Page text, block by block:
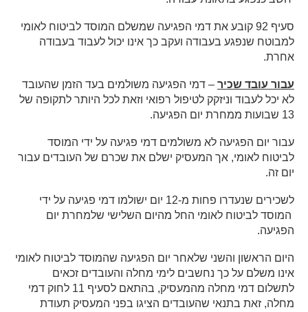
סעיף 92 קובע את דמי הפגיעה שמשלם המוסד לביטוח לאומי
למבוטח שנפגע בעבודה ועקב כך אינו יכול לעבוד בעבודה
אחרת.
עבור עובד שכיר – דמי הפגיעה משולמים בעד הזמן שהעובד
לא יכל לעבוד וניזקק לטיפול רפואי וזאת לכל היותר לתקופה של
13 שבועות ממחרת יום הפגיעה.
עבור יום הפגיעה לא משולמים דמי פגיעה על ידי המוסד
לביטוח לאומי, אך המעסיק ישלם את שכרם של העובדים עבור
יום זה.
לשכירים שנעדרו פחות מ-12 יום ישולמו דמי פגיעה על ידי
המוסד לביטוח לאומי החל מהיום השלישי שלמחרת יום
הפגיעה.
היום הראשון והשני שלאחר יום הפגיעה שהמוסד לביטוח לאומי
אינו משלם על כך נחשבים לימי מחלה והעובדים זכאים
לתשלום דמי מחלה מהמעסיק, בהתאם לסעיף 11 לחוק דמי
מחלה, זאת בתנאי שהעובדים הציגו בפני המעסיק תעודת